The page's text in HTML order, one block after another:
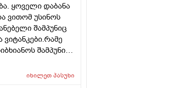
ყოველი დაბანა
ვითომ უსინოს
შამპუნიც
შამპუნი
ბიბჩენი იგრო
იხილეთპასუხი